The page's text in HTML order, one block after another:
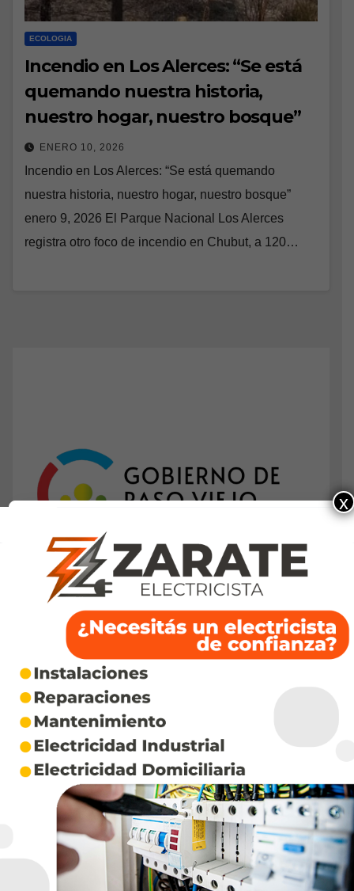
ECOLOGIA
Incendio en Los Alerces: “Se está
quemando nuestra historia,
nuestro hogar, nuestro bosque”
ENERO 10, 2026
Incendio en Los Alerces: “Se está quemando
nuestra historia, nuestro hogar, nuestro bosque”
enero 9, 2026 El Parque Nacional Los Alerces
registra otro foco de incendio en Chubut, a 120…
x